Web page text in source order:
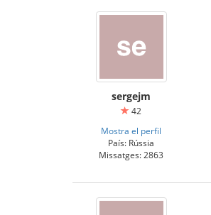
sergejm
42
Mostra el perfil
País: Rússia
Missatges: 2863